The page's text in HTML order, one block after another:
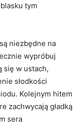
‌tym
​niezbędne na
wypróbuj
się w ustach,
słodkości
Kolejnym hitem
zachwycają gładką
sera